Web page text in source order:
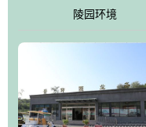
陵园环境